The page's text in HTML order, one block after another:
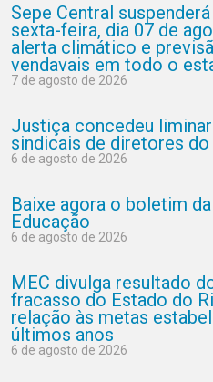
Sepe Central
sexta-feira, dia 07 de
alerta climático e
vendavais em todo o
7 de agosto de 2026
Justiça concedeu
sindicais de diretores
6 de agosto de 2026
Baixe agora o boletim
Educação
6 de agosto de 2026
MEC divulga resultado
fracasso do Estado do
relação às metas
últimos anos
6 de agosto de 2026